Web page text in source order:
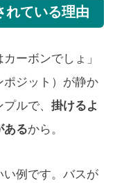
れている理由
ーボンでしょ」
ポジット）が静か
ルで、 掛けるよ
あるから。
例です。バスが